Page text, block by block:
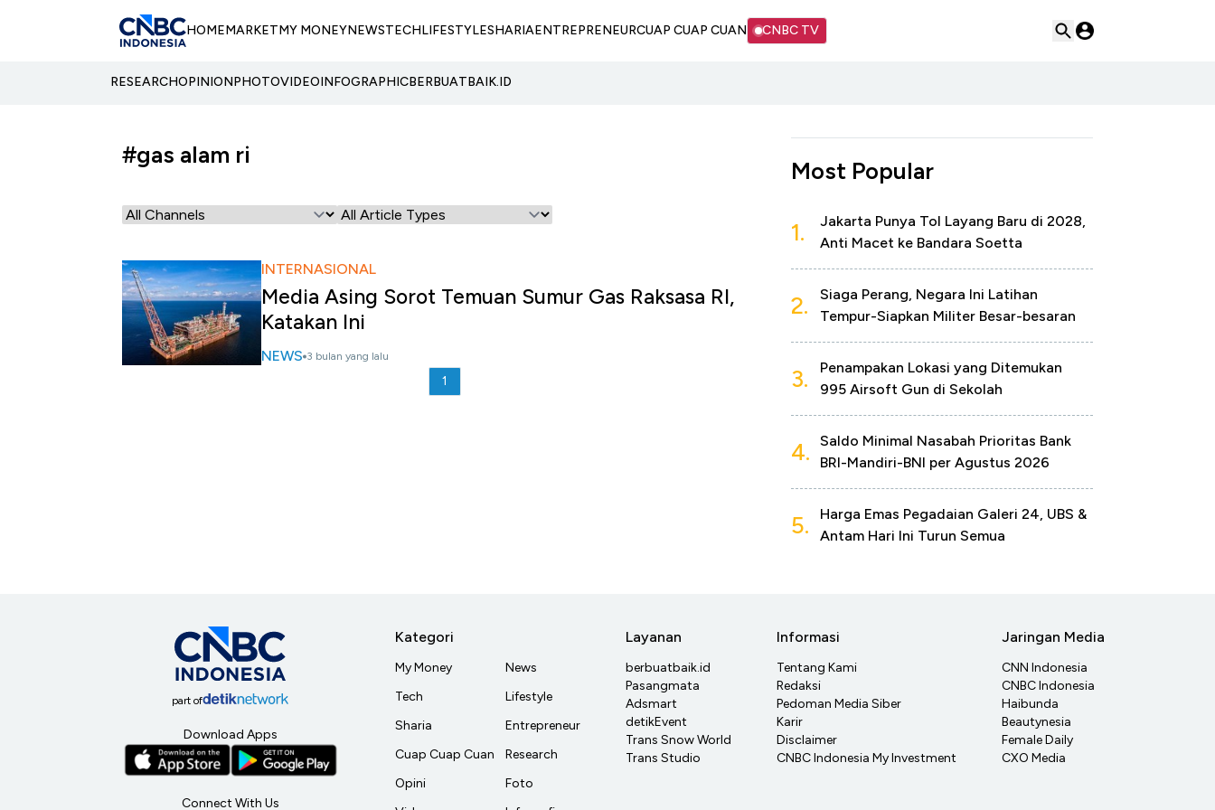
HOMEMARKETMY MONEYNEWSTECHLIFESTYLESHARIAENTREPRENEURCUAP CUAP CUAN CNBC TV
RESEARCHOPINIONPHOTOVIDEOINFOGRAPHICBERBUATBAIK.ID
#gas alam ri
INTERNASIONAL
Media Asing Sorot Temuan Sumur Gas Raksasa RI,
Katakan Ini
NEWS 3 bulan yang lalu
1
Most Popular
1.
Jakarta Punya Tol Layang Baru di 2028,
Anti Macet ke Bandara Soetta
2.
Siaga Perang, Negara Ini Latihan
Tempur-Siapkan Militer Besar-besaran
3.
Penampakan Lokasi yang Ditemukan
995 Airsoft Gun di Sekolah
4.
Saldo Minimal Nasabah Prioritas Bank
BRI-Mandiri-BNI per Agustus 2026
5.
Harga Emas Pegadaian Galeri 24, UBS &
Antam Hari Ini Turun Semua
part of
Download Apps
Connect With Us
Kategori
My Money
Tech
Sharia
Cuap Cuap Cuan
Opini
News
Lifestyle
Entrepreneur
Research
Foto
Layanan
berbuatbaik.id
Pasangmata
Adsmart
detikEvent
Trans Snow World
Trans Studio
Informasi
Tentang Kami
Redaksi
Pedoman Media Siber
Karir
Disclaimer
CNBC Indonesia My Investment
Jaringan Media
CNN Indonesia
CNBC Indonesia
Haibunda
Beautynesia
Female Daily
CXO Media